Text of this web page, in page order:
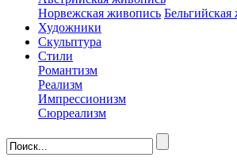
Норвежская живопись
Художники
Скульптура
Стили
Романтизм
Реализм
Импрессионизм
Сюрреализм